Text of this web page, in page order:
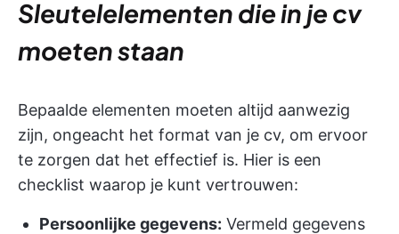
Sleutelelementen die in je cv
moeten staan
Bepaalde elementen moeten altijd aanwezig
zijn, ongeacht het format van je cv, om ervoor
te zorgen dat het effectief is. Hier is een
checklist waarop je kunt vertrouwen:
Persoonlijke gegevens: Vermeld gegevens